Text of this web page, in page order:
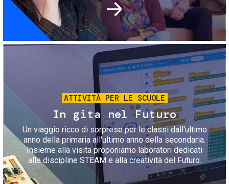
Immagine
ATTIVITÀ PER LE SCUOLE
In gita nel Futuro
Un viaggio ricco di sorprese per le classi dall'ultimo
anno della primaria all'ultimo anno della secondaria.
Insieme alla visita proponiamo laboratori dedicati
alle discipline STEAM e alla creatività del Futuro.